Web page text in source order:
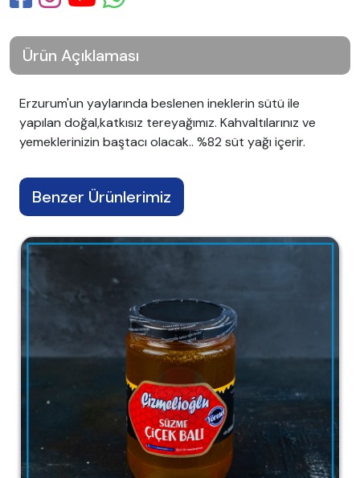
Ürün Açıklaması
Erzurum'un yaylarında beslenen ineklerin sütü ile
yapılan doğal,katkısız tereyağımız. Kahvaltılarınız ve
yemeklerinizin baştacı olacak.. %82 süt yağı içerir.
Benzer Ürünlerimiz